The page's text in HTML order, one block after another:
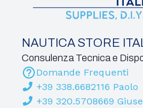
NAUTICA STORE
Consulenza Tecnica e
Domande Frequenti
+39 338.6682116 Paolo
+39 320.5708669